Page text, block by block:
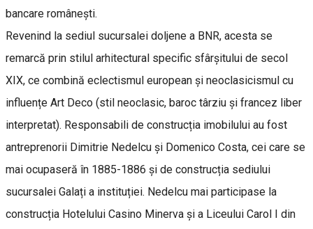
bancare românești.
Revenind la sediul sucursalei doljene a BNR, acesta se
remarcă prin stilul arhitectural specific sfârșitului de secol
XIX, ce combină eclectismul european și neoclasicismul cu
influențe Art Deco (stil neoclasic, baroc târziu și francez liber
interpretat). Responsabili de construcția imobilului au fost
antreprenorii Dimitrie Nedelcu și Domenico Costa, cei care se
mai ocupaseră în 1885-1886 și de construcția sediului
sucursalei Galați a instituției. Nedelcu mai participase la
construcția Hotelului Casino Minerva și a Liceului Carol I din